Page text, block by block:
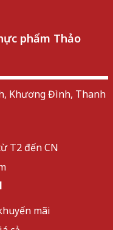
phẩm Thảo
Khương Đình, Thanh
T2 đến CN
mãi